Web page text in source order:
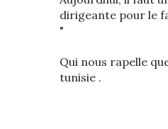
dirigeante pour le
"
Qui nous rapelle
tunisie .